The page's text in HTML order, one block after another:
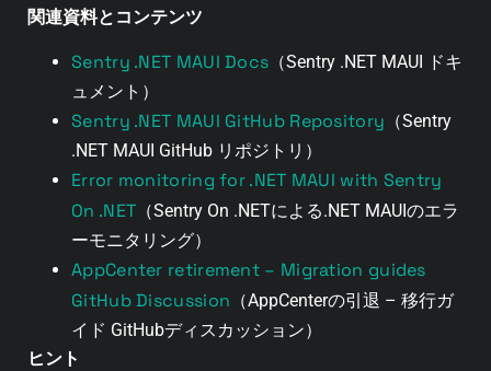
関連資料とコンテンツ
Sentry .NET MAUI Docs （Sentry .NET MAUI ドキ
ュメント）
Sentry .NET MAUI GitHub Repository （Sentry
.NET MAUI GitHub リポジトリ）
Error monitoring for .NET MAUI with Sentry
On .NET （Sentry On .NETによる.NET MAUIのエラ
ーモニタリング）
AppCenter retirement – Migration guides
GitHub Discussion （AppCenterの引退 – 移行ガ
イド GitHubディスカッション）
ヒント